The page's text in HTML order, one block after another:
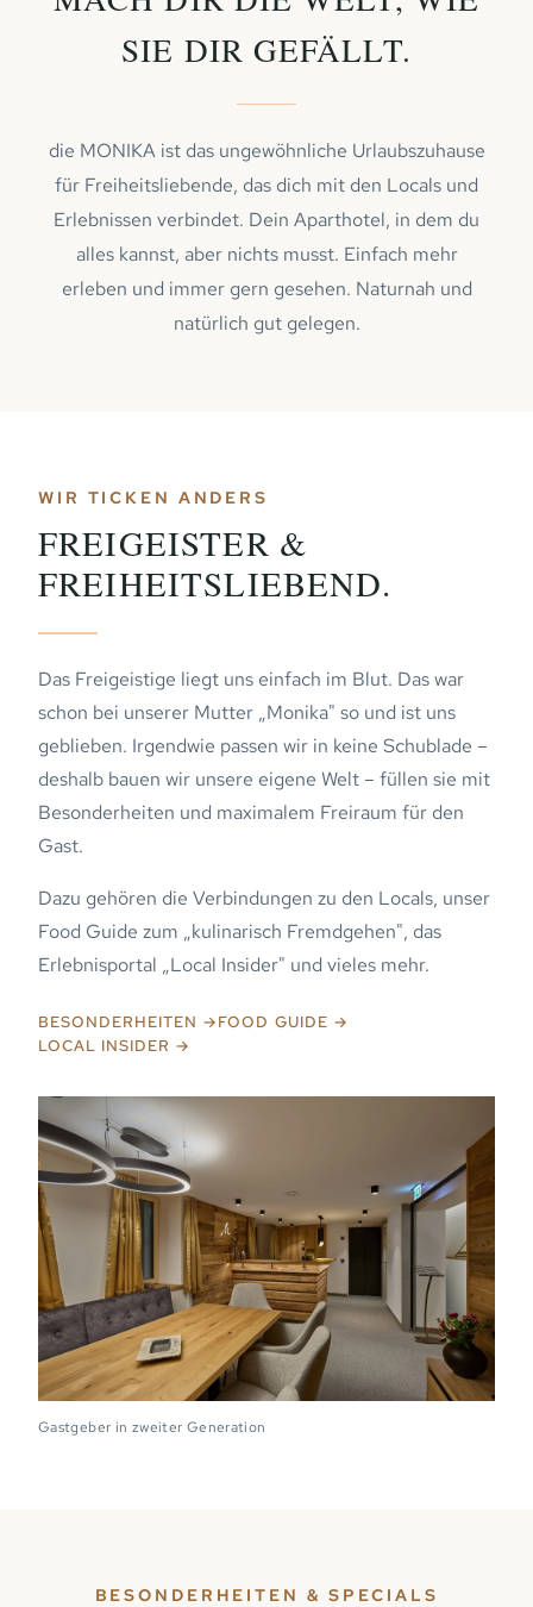
SIE DIR GEFÄLLT.
die MONIKA ist das ungewöhnliche Urlaubszuhause
für Freiheitsliebende, das dich mit den Locals und
Erlebnissen verbindet. Dein Aparthotel, in dem du
alles kannst, aber nichts musst. Einfach mehr
erleben und immer gern gesehen. Naturnah und
natürlich gut gelegen.
WIR TICKEN ANDERS
FREIGEISTER &
FREIHEITSLIEBEND.
Das Freigeistige liegt uns einfach im Blut. Das war
schon bei unserer Mutter „Monika" so und ist uns
geblieben. Irgendwie passen wir in keine Schublade –
deshalb bauen wir unsere eigene Welt – füllen sie mit
Besonderheiten und maximalem Freiraum für den
Gast.
Dazu gehören die Verbindungen zu den Locals, unser
Food Guide zum „kulinarisch Fremdgehen", das
Erlebnisportal „Local Insider" und vieles mehr.
BESONDERHEITEN →FOOD GUIDE →
LOCAL INSIDER →
Gastgeber in zweiter Generation
BESONDERHEITEN & SPECIALS